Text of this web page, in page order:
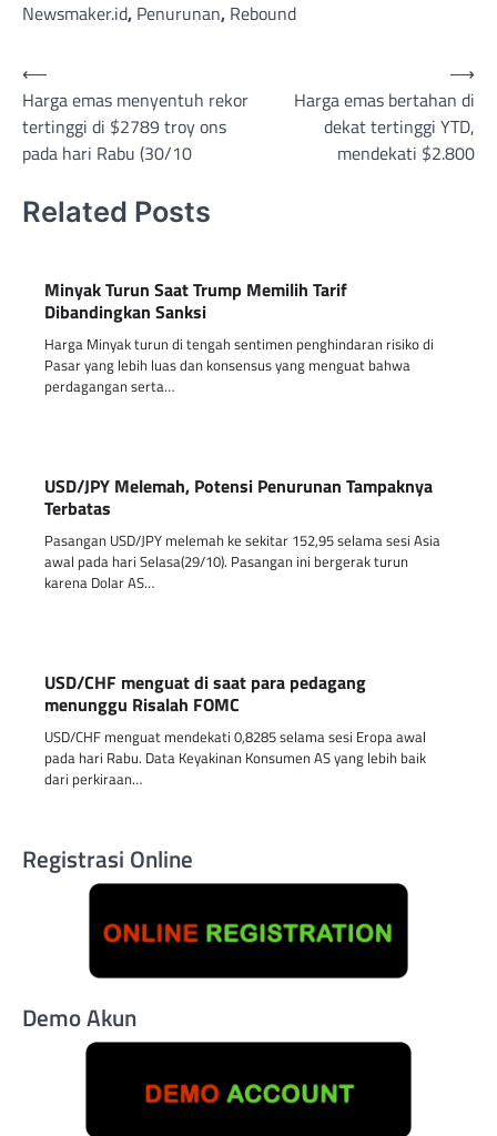
Newsmaker.id, Penurunan, Rebound
Post
navigation
⟵
Harga emas menyentuh rekor
tertinggi di $2789 troy ons
pada hari Rabu (30/10
Harga emas bertahan di
dekat tertinggi YTD,
mendekati $2.800
⟶
Related Posts
Minyak Turun Saat Trump Memilih Tarif
Dibandingkan Sanksi
Harga Minyak turun di tengah sentimen penghindaran risiko di
Pasar yang lebih luas dan konsensus yang menguat bahwa
perdagangan serta…
USD/JPY Melemah, Potensi Penurunan Tampaknya
Terbatas
Pasangan USD/JPY melemah ke sekitar 152,95 selama sesi Asia
awal pada hari Selasa(29/10). Pasangan ini bergerak turun
karena Dolar AS…
USD/CHF menguat di saat para pedagang
menunggu Risalah FOMC
USD/CHF menguat mendekati 0,8285 selama sesi Eropa awal
pada hari Rabu. Data Keyakinan Konsumen AS yang lebih baik
dari perkiraan…
Registrasi Online
Demo Akun